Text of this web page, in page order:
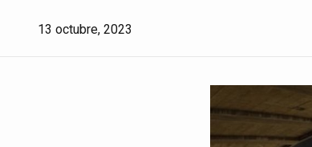
13 octubre, 2023